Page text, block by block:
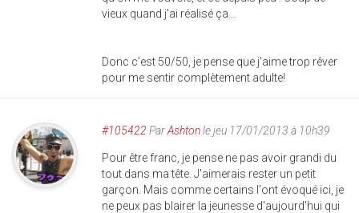
vieux quand j'ai réalisé ça...
Donc c'est 50/50, je pense que j'aime trop rêver
pour me sentir complètement adulte!
#105422 ParAshtonle jeu 17/01/2013 à 10h39
Pour être franc, je pense ne pas avoir grandi du
tout dans ma tête. J'aimerais rester un petit
garçon. Mais comme certains l'ont évoqué ici, je
ne peux pas blairer la jeunesse d'aujourd'hui qui